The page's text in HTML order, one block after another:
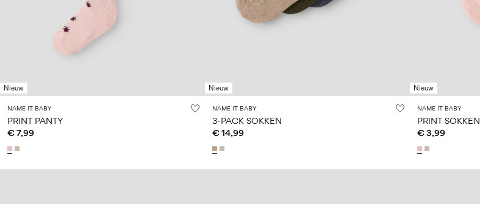
Nieuw
NAME IT BABY
PRINT PANTY
€ 7,99
Nieuw
NAME IT BABY
3-PACK SOKKEN
€ 14,99
Nieuw
NAME IT BABY
PRINT SOKKEN
€ 3,99